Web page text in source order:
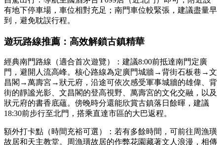
有地下停車場，車位相對充足；南門車位較緊張，建議盡量早
到，避免耽誤行程。
遊玩路線推薦：高效解鎖古鎮精華
經典南門路線（適合首次遊覽）：建議8:00前抵達南門定廣
門，避開人流高峰。核心路線為定廣門城牆→背街石板巷→文
昌閣→萬壽宮→狀元府，沿途可依次感受軍事城牆的雄偉、背
街的靜謐光影、文昌閣的登高視野、萬壽宮的文化交融，以及
狀元府的書香底蘊。傍晚時分還能欣賞古鎮落日餘暉，建議
18:30前步行至北門，搭乘直達市區的大巴返程。
額外打卡點（時間充裕可選）：若有多餘時間，可前往周漁璜
故居和天主教堂。周漁璜故居的作弊花園藏著文人浪漫，相傳